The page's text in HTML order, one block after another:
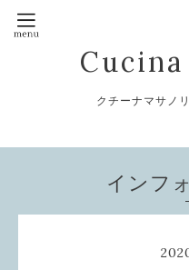
クチーナマサ
インフ